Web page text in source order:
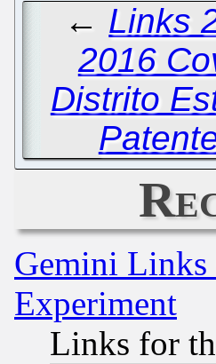
← Links
2016
Distrito
Gemini Links
Experiment
Links for